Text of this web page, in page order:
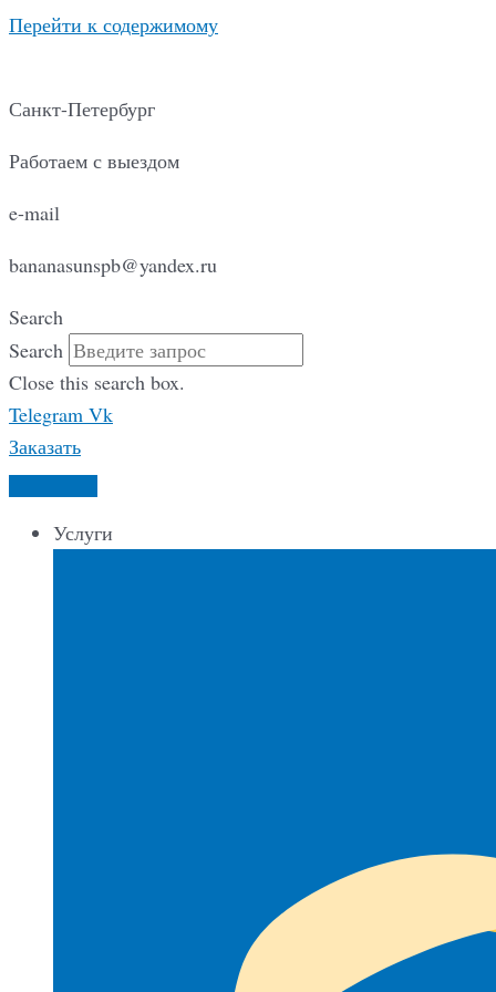
Перейти к содержимому
Санкт-Петербург
Работаем с выездом
e-mail
bananasunspb@yandex.ru
Search
Search
Close this search box.
Telegram Vk
Заказать
Услуги